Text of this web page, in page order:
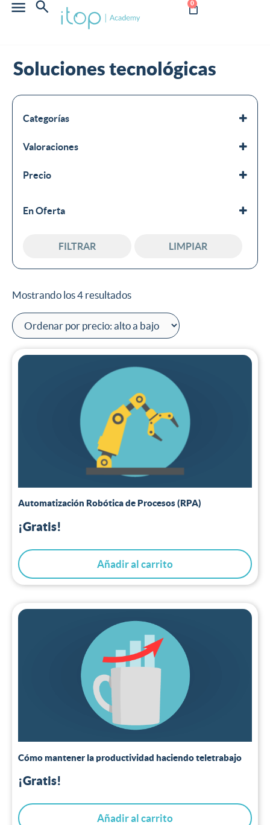
0
Soluciones tecnológicas
Categorías
RPA
Todos los cursos
Valoraciones
Precio
En Oferta
FILTRAR LIMPIAR
Mostrando los 4 resultados
Automatización Robótica de Procesos (RPA)
¡Gratis!
Añadir al carrito
Cómo mantener la productividad haciendo teletrabajo
¡Gratis!
Añadir al carrito